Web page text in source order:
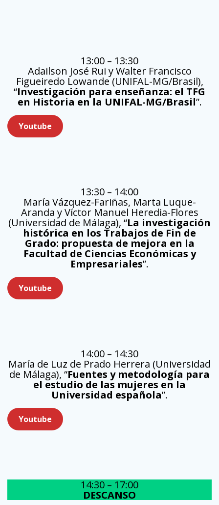
13:00 – 13:30
Adailson José Rui y Walter Francisco
Figueiredo Lowande (UNIFAL-MG/Brasil),
“Investigación para enseñanza: el TFG
en Historia en la UNIFAL-MG/Brasil”.
Youtube
13:30 – 14:00
María Vázquez-Fariñas, Marta Luque-
Aranda y Víctor Manuel Heredia-Flores
(Universidad de Málaga), “La investigación
histórica en los Trabajos de Fin de
Grado: propuesta de mejora en la
Facultad de Ciencias Económicas y
Empresariales”.
Youtube
14:00 – 14:30
María de Luz de Prado Herrera (Universidad
de Málaga), “Fuentes y metodología para
el estudio de las mujeres en la
Universidad española”.
Youtube
14:30 – 17:00
DESCANSO